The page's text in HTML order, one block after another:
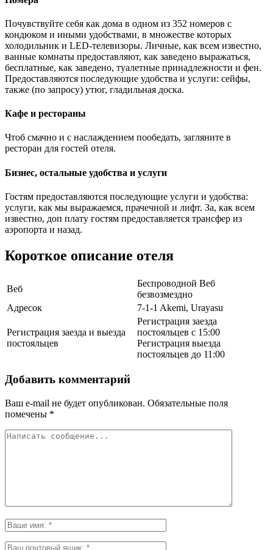
Почувствуйте себя как дома в одном из 352 номеров с
кондюком и иными удобствами, в множестве которых
холодильник и LED-телевизоры. Личные, как всем известно,
ванные комнаты предоставляют, как заведено выражаться,
бесплатные, как заведено, туалетные принадлежности и фен.
Предоставляются последующие удобства и услуги: сейфы,
также (по запросу) утюг, гладильная доска.
Кафе и рестораны
Чтоб смачно и с наслаждением пообедать, загляните в
ресторан для гостей отеля.
Бизнес, остальные удобства и услуги
Гостям предоставляются последующие услуги и удобства:
услуги, как мы выражаемся, прачечной и лифт. За, как всем
известно, доп плату гостям предоставляется трансфер из
аэропорта и назад.
Короткое описание отеля
Веб
Беспроводной Веб
безвозмездно
Адресок
7-1-1 Akemi, Urayasu
Регистрация заезда и выезда
постояльцев
Регистрация заезда
постояльцев с 15:00
Регистрация выезда
постояльцев до 11:00
Добавить комментарий
Ваш e-mail не будет опубликован. Обязательные поля
помечены *